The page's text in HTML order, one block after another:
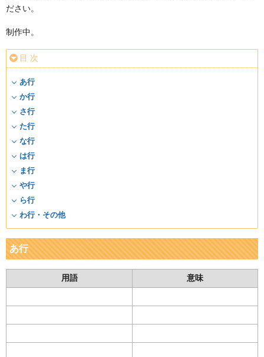
ださい。
制作中。
目 次
あ行
か行
さ行
た行
な行
は行
ま行
や行
ら行
わ行・その他
あ行
用語 意味